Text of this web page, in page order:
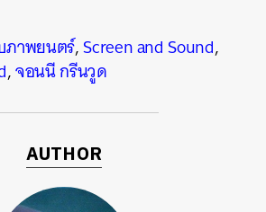
ภาพยนตร์,Screen and Sound,
,จอนนี กรีนวูด
AUTHOR